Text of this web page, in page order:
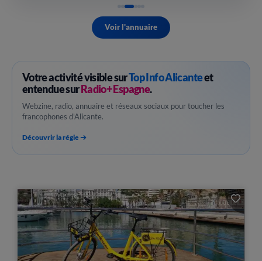
Voir l'annuaire
Votre activité visible surTop Info Alicanteet
entendue surRadio+ Espagne.
Webzine, radio, annuaire et réseaux sociaux pour toucher les
francophones d'Alicante.
Découvrir la régie